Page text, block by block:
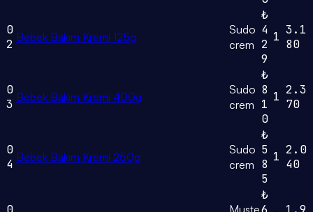
0
2 Bebek Bakım Kremi 125g
Sudo
crem
₺
4
2
9
1 3.1
80
0
3 Bebek Bakım Kremi 400g
Sudo
crem
₺
8
1
0
1 2.3
70
0
4 Bebek Bakım Kremi 250g
Sudo
crem
₺
5
8
5
1 2.0
40
₺